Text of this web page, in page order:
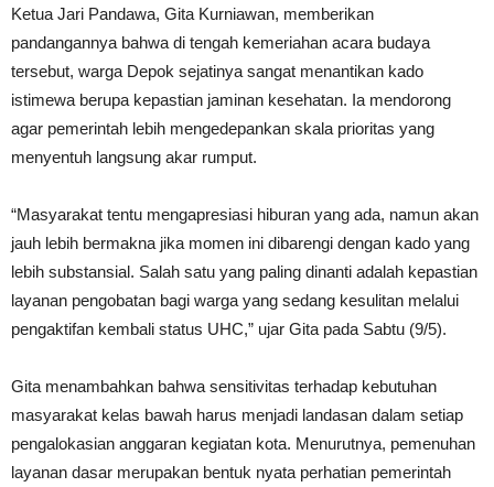
Ketua Jari Pandawa, Gita Kurniawan, memberikan
pandangannya bahwa di tengah kemeriahan acara budaya
tersebut, warga Depok sejatinya sangat menantikan kado
istimewa berupa kepastian jaminan kesehatan. Ia mendorong
agar pemerintah lebih mengedepankan skala prioritas yang
menyentuh langsung akar rumput.
“Masyarakat tentu mengapresiasi hiburan yang ada, namun akan
jauh lebih bermakna jika momen ini dibarengi dengan kado yang
lebih substansial. Salah satu yang paling dinanti adalah kepastian
layanan pengobatan bagi warga yang sedang kesulitan melalui
pengaktifan kembali status UHC,” ujar Gita pada Sabtu (9/5).
Gita menambahkan bahwa sensitivitas terhadap kebutuhan
masyarakat kelas bawah harus menjadi landasan dalam setiap
pengalokasian anggaran kegiatan kota. Menurutnya, pemenuhan
layanan dasar merupakan bentuk nyata perhatian pemerintah